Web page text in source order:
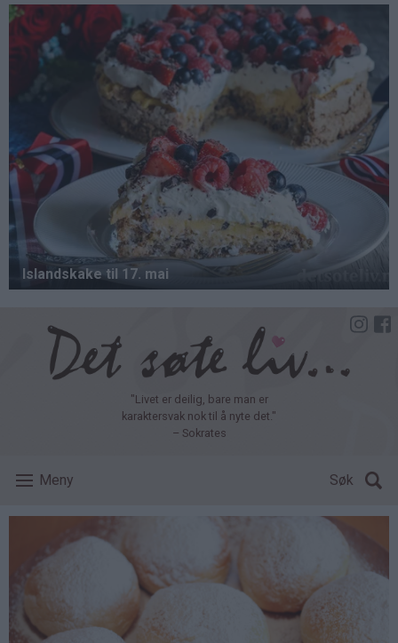
Hopp
hovedinnhold
"Livet er deilig, bare man er
karaktersvak nok til å nyte det."
– Sokrates
Meny Søk